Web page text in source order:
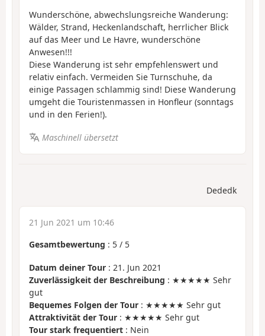
Wunderschöne, abwechslungsreiche Wanderung:
Wälder, Strand, Heckenlandschaft, herrlicher Blick
auf das Meer und Le Havre, wunderschöne
Anwesen!!!
Diese Wanderung ist sehr empfehlenswert und
relativ einfach. Vermeiden Sie Turnschuhe, da
einige Passagen schlammig sind! Diese Wanderung
umgeht die Touristenmassen in Honfleur (sonntags
und in den Ferien!).
Maschinell übersetzt
Dededk
21 Jun 2021 um 10:46
Gesamtbewertung : 5 / 5
Datum deiner Tour : 21. Jun 2021
Zuverlässigkeit der Beschreibung : ★★★★★ Sehr
gut
Bequemes Folgen der Tour : ★★★★★ Sehr gut
Attraktivität der Tour : ★★★★★ Sehr gut
Tour stark frequentiert : Nein